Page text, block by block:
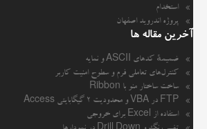
استخدام
پروژه اندروید اصفهان
آخرین مقاله ها
ضمیمهٔ کدهای ASCII و نمایه
کنترل‌های تعاملی فرم و سطوح امنیت کاربر
ساخت ساختار منو با Ribbon
FTP در VBA و محدودیت ۲ گیگابایتی Access
استفاده از Excel برای خروجی